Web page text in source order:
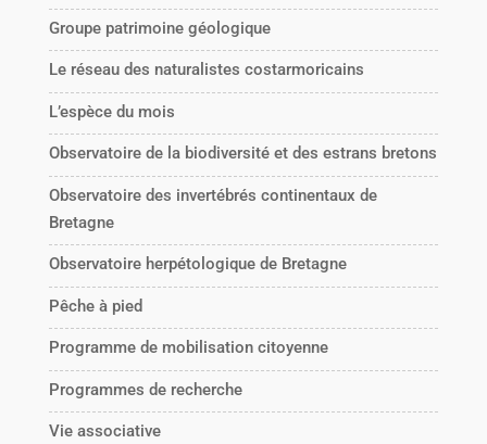
Groupe patrimoine géologique
Le réseau des naturalistes costarmoricains
L’espèce du mois
Observatoire de la biodiversité et des estrans bretons
Observatoire des invertébrés continentaux de
Bretagne
Observatoire herpétologique de Bretagne
Pêche à pied
Programme de mobilisation citoyenne
Programmes de recherche
Vie associative